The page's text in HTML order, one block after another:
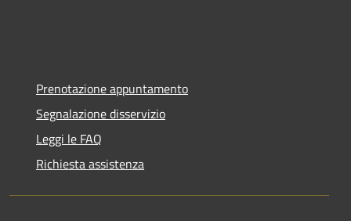
Prenotazione appuntamento
Segnalazione disservizio
Leggi le FAQ
Richiesta assistenza